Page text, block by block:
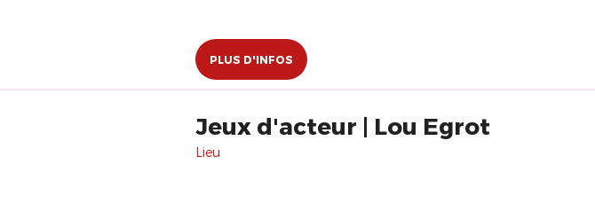
PLUS D'INFOS
Jeux d'acteur | Lou Egrot
Lieu